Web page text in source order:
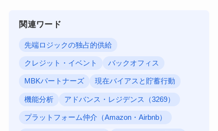
関連ワード
先端ロジックの独占的供給
クレジット・イベント バックオフィス
MBKパートナーズ 現在バイアスと貯蓄行動
機能分析 アドバンス・レジデンス（3269）
プラットフォーム仲介（Amazon・Airbnb）